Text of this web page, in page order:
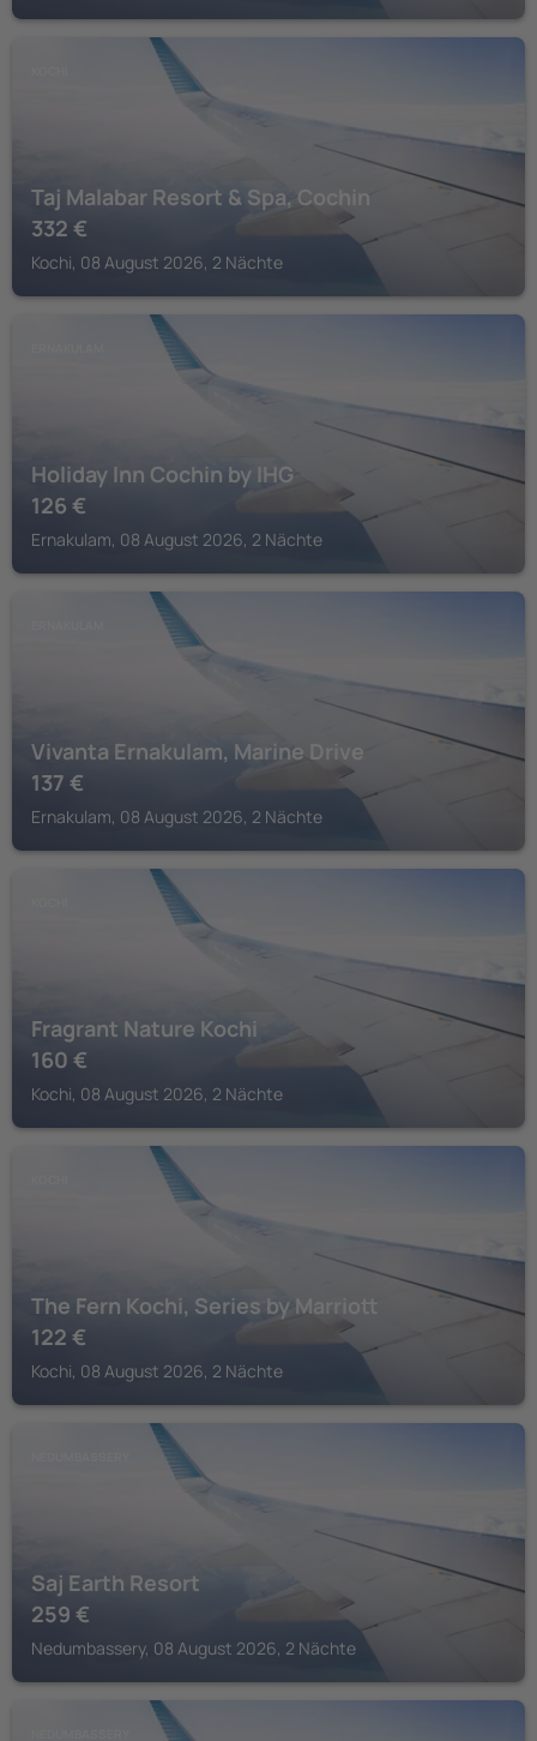
Taj Malabar Resort & Spa, Cochin
332 €
Kochi, 08 August 2026, 2 Nächte
Holiday Inn Cochin by IHG
126 €
Ernakulam, 08 August 2026, 2 Nächte
Vivanta Ernakulam, Marine Drive
137 €
Ernakulam, 08 August 2026, 2 Nächte
Fragrant Nature Kochi
160 €
Kochi, 08 August 2026, 2 Nächte
The Fern Kochi, Series by Marriott
122 €
Kochi, 08 August 2026, 2 Nächte
Saj Earth Resort
259 €
Nedumbassery, 08 August 2026, 2 Nächte